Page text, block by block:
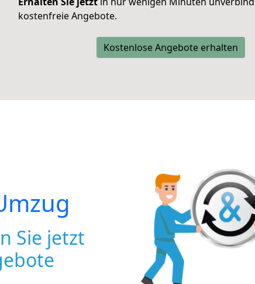
kostenfreie Angebote.
Kostenlose Angebote erhalten
Sie jetzt